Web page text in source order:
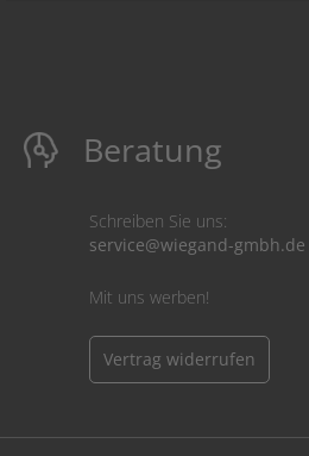
Beratung
Schreiben Sie uns:
service@wiegand-gmbh.de
Mit uns werben!
Vertrag widerrufen